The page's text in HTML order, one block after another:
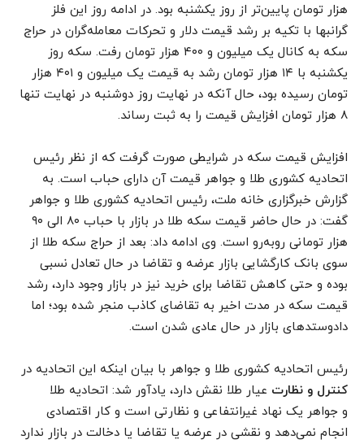
هزار تومان پایین‌تر از روز یکشنبه بود. در ادامه روز این فلز
گرانبها با تکیه بر رشد قیمت دلار و تحرکات معامله‌گران در حراج
سکه به کانال یک میلیون و ۴۰۰ هزار تومان رفت. سکه روز
یکشنبه با ۱۴ هزار تومان رشد به قیمت یک میلیون و ۴۰۱ هزار
تومان رسیده بود، حال آنکه در نهایت روز دوشنبه در نهایت تنها
۸ هزار تومان افزایش قیمت را به ثبت رساند.
افزایش قیمت سکه در شرایطی صورت گرفت که از نظر رئیس
اتحادیه کشوری طلا و جواهر قیمت آن دارای حباب است. به
گزارش خبرگزاری خانه ملت، رئیس اتحادیه کشوری طلا و جواهر
گفت: در حال حاضر قیمت سکه طلا در بازار با حباب ۸۰ الی ۹۰
هزار تومانی روبه‌رو است. وی ادامه داد: بعد از حراج سکه طلا از
سوی بانک کارگشایی بازار عرضه و تقاضا در حال تعادل نسبی
بوده و حتی کاهش تقاضا برای خرید نیز در بازار وجود دارد، رشد
قیمت سکه در مدت اخیر به تقاضای کاذب منجر شده بود؛ اما
دادو‌ستدهای بازار در حال عادی شدن است.
رئیس اتحادیه کشوری طلا و جواهر با بیان اینکه این اتحادیه در
کنترل و نظارت عیار طلا نقش دارد، یادآور شد: اتحادیه طلا
و جواهر یک نهاد غیرانتفاعی و نظارتی است و کار اقتصادی
انجام نمی‌دهد و نقشی در عرضه یا تقاضا یا دخالت در بازار ندارد